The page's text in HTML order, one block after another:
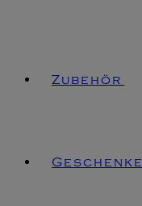
Zubehör
Geschenke